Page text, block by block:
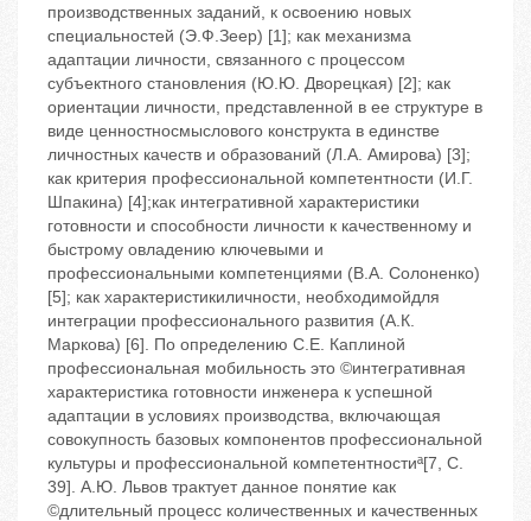
производственных заданий, к освоению новых
специальностей (Э.Ф.Зеер) [1]; как механизма
адаптации личности, связанного с процессом
субъектного становления (Ю.Ю. Дворецкая) [2]; как
ориентации личности, представленной в ее структуре в
виде ценностносмыслового конструкта в единстве
личностных качеств и образований (Л.А. Амирова) [3];
как критерия профессиональной компетентности (И.Г.
Шпакина) [4];как интегративной характеристики
готовности и способности личности к качественному и
быстрому овладению ключевыми и
профессиональными компетенциями (В.А. Солоненко)
[5]; как характеристикиличности, необходимойдля
интеграции профессионального развития (А.К.
Маркова) [6]. По определению С.Е. Каплиной
профессиональная мобильность ‬это ©интегративная
характеристика готовности инженера к успешной
адаптации в условиях производства, включающая
совокупность базовых компонентов профессиональной
культуры и профессиональной компетентностиª[7, C.
39]. А.Ю. Львов трактует данное понятие как
©длительный процесс количественных и качественных